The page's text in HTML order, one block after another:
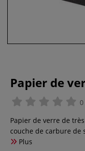
Papier de
Papier de verre de
couche de carbure de
Plus